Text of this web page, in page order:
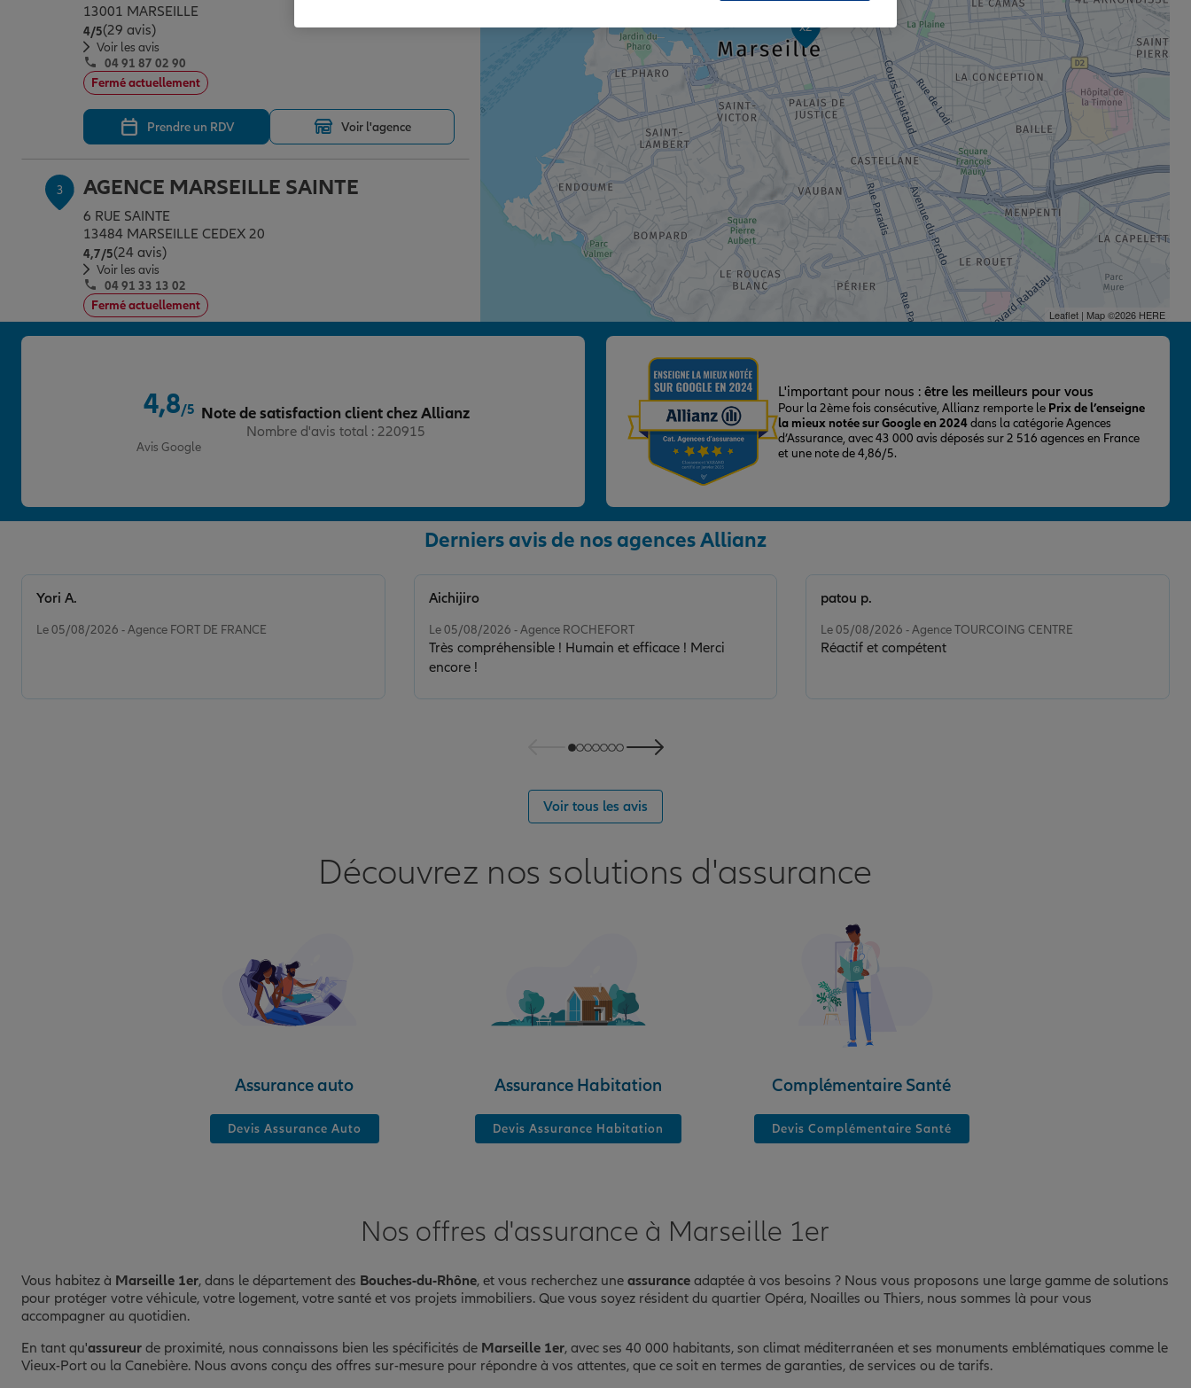
13001 MARSEILLE
4/5Note de 4 sur 5
(29 avis)
Voir les avis
04 91 87 02 90
Fermé actuellement
Prendre un RDV Voir l'agence
3 AGENCE MARSEILLE SAINTE
6 RUE SAINTE
13484 MARSEILLE CEDEX 20
4,7/5Note de 4.7 sur 5
(24 avis)
Voir les avis
04 91 33 13 02
Fermé actuellement
AGENCE MARSEILLE VIEUX PORT
9 RUE EUTHYMENES
13001 MARSEILLE
04 91 33 63 52
Prendre un RDV Voir l'agence
x2
Leaflet| Map ©2026 HERE
4,8/5
Avis Google
Note de satisfaction client chez Allianz
Nombre d'avis total : 220915
L'important pour nous : être les meilleurs pour vous
Pour la 2ème fois consécutive, Allianz remporte le Prix de l’enseigne
la mieux notée sur Google en 2024dans la catégorie Agences
d’Assurance, avec 43 000 avis déposés sur 2 516 agences en France
et une note de 4,86/5.
Derniers avis de nos agences Allianz
Le 05/08/2026 - Agence FORT DE FRANCE
Yori A.
Le 05/08/2026 - Agence ROCHEFORT
Très compréhensible ! Humain et efficace ! Merci
encore !
Aichijiro
Le 05/08/2026 - Agence TOURCOING CENTRE
Réactif et compétent
patou p.
Voir tous les avis
Découvrez nos solutions d'assurance
Assurance auto
Devis Assurance Auto
Assurance Habitation
Devis Assurance Habitation
Complémentaire Santé
Devis Complémentaire Santé
Nos offres d'assurance à Marseille 1er
Vous habitez à Marseille 1er, dans le département des Bouches-du-Rhône, et vous recherchez une assurance adaptée à vos besoins ? Nous vous proposons une large gamme de solutions
pour protéger votre véhicule, votre logement, votre santé et vos projets immobiliers. Que vous soyez résident du quartier Opéra, Noailles ou Thiers, nous sommes là pour vous
accompagner au quotidien.
En tant qu'assureur de proximité, nous connaissons bien les spécificités de Marseille 1er, avec ses 40 000 habitants, son climat méditerranéen et ses monuments emblématiques comme le
Vieux-Port ou la Canebière. Nous avons conçu des offres sur-mesure pour répondre à vos attentes, que ce soit en termes de garanties, de services ou de tarifs.